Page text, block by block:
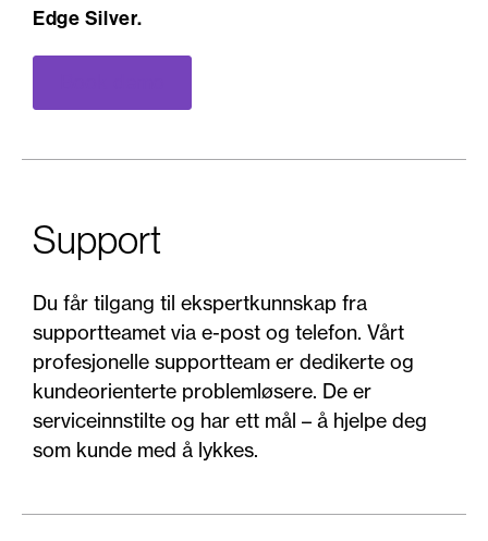
Edge Silver.
Support
Du får tilgang til ekspertkunnskap fra
supportteamet via e-post og telefon. Vårt
profesjonelle supportteam er dedikerte og
kundeorienterte problemløsere. De er
serviceinnstilte og har ett mål – å hjelpe deg
som kunde med å lykkes.